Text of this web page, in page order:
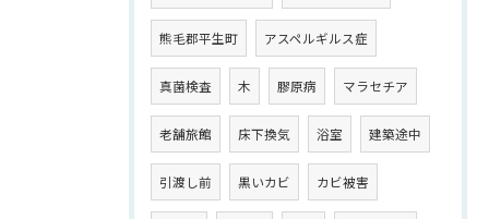
熊毛郡平生町 アスペルギルス症
真菌検査 木 膠原病 マラセチア
老舗旅館 床下換気 浴室 建築途中
引渡し前 黒いカビ カビ被害